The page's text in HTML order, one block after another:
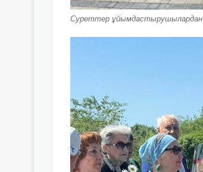
Суреттер ұйымдастырушылардан